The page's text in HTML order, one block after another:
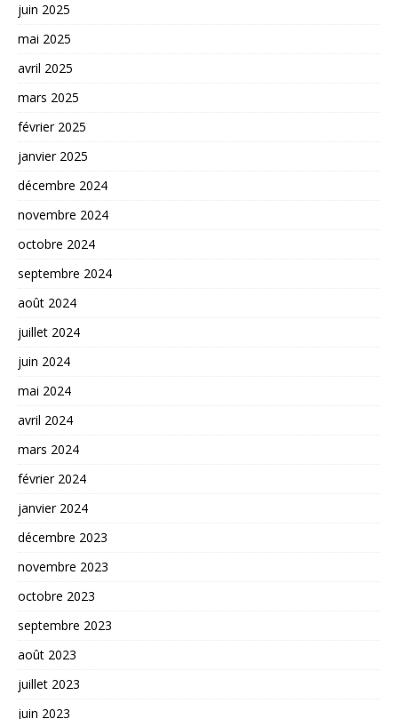
juin 2025
mai 2025
avril 2025
mars 2025
février 2025
janvier 2025
décembre 2024
novembre 2024
octobre 2024
septembre 2024
août 2024
juillet 2024
juin 2024
mai 2024
avril 2024
mars 2024
février 2024
janvier 2024
décembre 2023
novembre 2023
octobre 2023
septembre 2023
août 2023
juillet 2023
juin 2023